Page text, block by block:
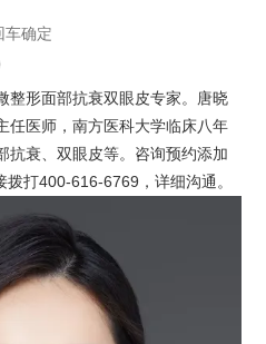
整形面部抗衰双眼皮专家。唐晓
任医师，南方医科大学临床八年
抗衰、双眼皮等。咨询预约添加
打400-616-6769，详细沟通。